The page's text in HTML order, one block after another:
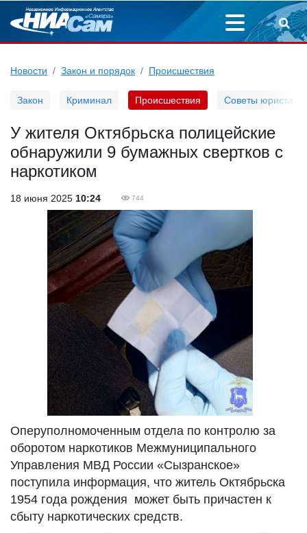
Новости Закон и порядок Происшествия
Закон Криминал Происшествия Советы юриста
У жителя Октябрьска полицейские
обнаружили 9 бумажных свертков с
наркотиком
18 июня 2025 10:24 744
Оперуполномоченным отдела по контролю за
оборотом наркотиков Межмуниципального
Управления МВД России «Сызранское»
поступила информация, что житель Октябрьска
1954 года рождения может быть причастен к
сбыту наркотических средств.